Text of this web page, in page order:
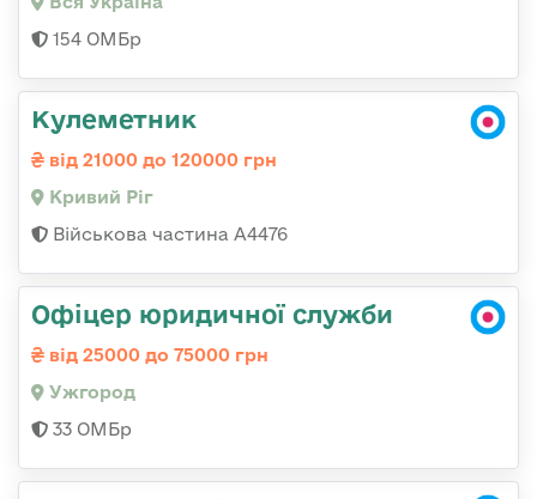
154 ОМБр
Кулеметник
від 21000 до 120000 грн
Кривий Ріг
Військова частина А4476
Офіцер юридичної служби
від 25000 до 75000 грн
Ужгород
33 ОМБр